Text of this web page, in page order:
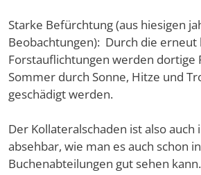
Starke Befürchtung (aus hiesigen
Beobachtungen): Durch die erneut
Forstauflichtungen werden dortige
Sommer durch Sonne, Hitze und
geschädigt werden.
Der Kollateralschaden ist also auch
absehbar, wie man es auch schon
Buchenabteilungen gut sehen